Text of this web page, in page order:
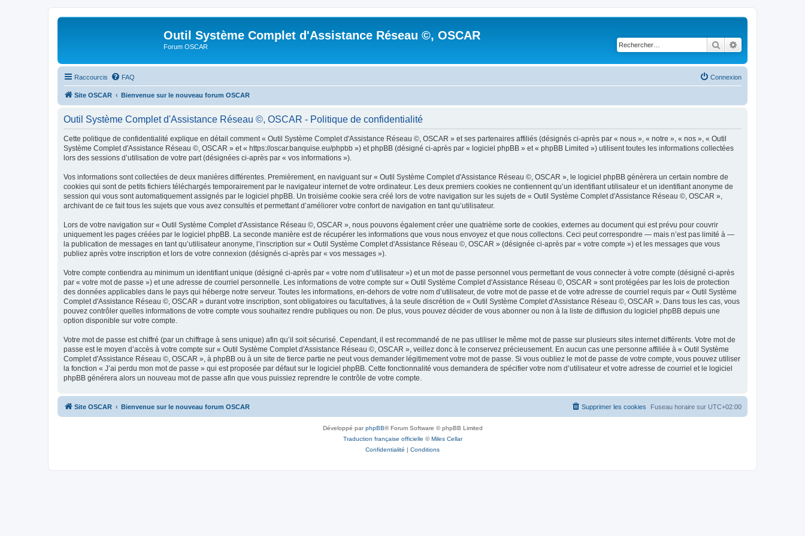
Outil Système Complet d'Assistance Réseau ©, OSCAR
Forum OSCAR Rechercher
Raccourcis FAQ Connexion
Site OSCAR Bienvenue sur le nouveau forum OSCAR
Outil Système Complet d'Assistance Réseau ©, OSCAR - Politique de confidentialité
Cette politique de confidentialité explique en détail comment « Outil Système Complet d'Assistance Réseau ©, OSCAR » et ses partenaires affiliés (désignés ci-après par « nous », « notre », « nos », « Outil
Système Complet d'Assistance Réseau ©, OSCAR » et « https://oscar.banquise.eu/phpbb ») et phpBB (désigné ci-après par « logiciel phpBB » et « phpBB Limited ») utilisent toutes les informations collectées
lors des sessions d’utilisation de votre part (désignées ci-après par « vos informations »).
Vos informations sont collectées de deux manières différentes. Premièrement, en naviguant sur « Outil Système Complet d'Assistance Réseau ©, OSCAR », le logiciel phpBB génèrera un certain nombre de
cookies qui sont de petits fichiers téléchargés temporairement par le navigateur internet de votre ordinateur. Les deux premiers cookies ne contiennent qu’un identifiant utilisateur et un identifiant anonyme de
session qui vous sont automatiquement assignés par le logiciel phpBB. Un troisième cookie sera créé lors de votre navigation sur les sujets de « Outil Système Complet d'Assistance Réseau ©, OSCAR »,
archivant de ce fait tous les sujets que vous avez consultés et permettant d’améliorer votre confort de navigation en tant qu’utilisateur.
Lors de votre navigation sur « Outil Système Complet d'Assistance Réseau ©, OSCAR », nous pouvons également créer une quatrième sorte de cookies, externes au document qui est prévu pour couvrir
uniquement les pages créées par le logiciel phpBB. La seconde manière est de récupérer les informations que vous nous envoyez et que nous collectons. Ceci peut correspondre — mais n’est pas limité à —
la publication de messages en tant qu’utilisateur anonyme, l’inscription sur « Outil Système Complet d'Assistance Réseau ©, OSCAR » (désignée ci-après par « votre compte ») et les messages que vous
publiez après votre inscription et lors de votre connexion (désignés ci-après par « vos messages »).
Votre compte contiendra au minimum un identifiant unique (désigné ci-après par « votre nom d’utilisateur ») et un mot de passe personnel vous permettant de vous connecter à votre compte (désigné ci-après
par « votre mot de passe ») et une adresse de courriel personnelle. Les informations de votre compte sur « Outil Système Complet d'Assistance Réseau ©, OSCAR » sont protégées par les lois de protection
des données applicables dans le pays qui héberge notre serveur. Toutes les informations, en-dehors de votre nom d’utilisateur, de votre mot de passe et de votre adresse de courriel requis par « Outil Système
Complet d'Assistance Réseau ©, OSCAR » durant votre inscription, sont obligatoires ou facultatives, à la seule discrétion de « Outil Système Complet d'Assistance Réseau ©, OSCAR ». Dans tous les cas, vous
pouvez contrôler quelles informations de votre compte vous souhaitez rendre publiques ou non. De plus, vous pouvez décider de vous abonner ou non à la liste de diffusion du logiciel phpBB depuis une
option disponible sur votre compte.
Votre mot de passe est chiffré (par un chiffrage à sens unique) afin qu’il soit sécurisé. Cependant, il est recommandé de ne pas utiliser le même mot de passe sur plusieurs sites internet différents. Votre mot de
passe est le moyen d’accès à votre compte sur « Outil Système Complet d'Assistance Réseau ©, OSCAR », veillez donc à le conservez précieusement. En aucun cas une personne affiliée à « Outil Système
Complet d'Assistance Réseau ©, OSCAR », à phpBB ou à un site de tierce partie ne peut vous demander légitimement votre mot de passe. Si vous oubliez le mot de passe de votre compte, vous pouvez utiliser
la fonction « J’ai perdu mon mot de passe » qui est proposée par défaut sur le logiciel phpBB. Cette fonctionnalité vous demandera de spécifier votre nom d’utilisateur et votre adresse de courriel et le logiciel
phpBB générera alors un nouveau mot de passe afin que vous puissiez reprendre le contrôle de votre compte.
Site OSCAR Bienvenue sur le nouveau forum OSCAR Fuseau horaire sur UTC+02:00
Supprimer les cookies
Développé parphpBB® Forum Software © phpBB Limited
Traduction française officielle ©Miles Cellar
Confidentialité | Conditions